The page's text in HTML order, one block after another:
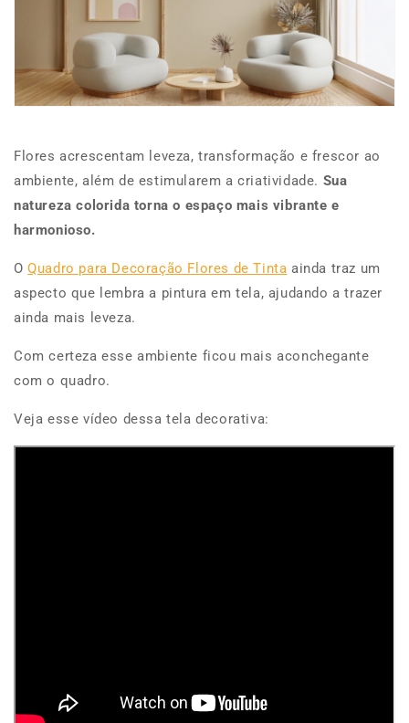
Flores acrescentam leveza, transformação e frescor ao
ambiente, além de estimularem a criatividade. Sua
natureza colorida torna o espaço mais vibrante e
harmonioso.
OQuadro para Decoração Flores de Tinta ainda traz um
aspecto que lembra a pintura em tela, ajudando a trazer
ainda mais leveza.
Com certeza esse ambiente ficou mais aconchegante
com o quadro.
Veja esse vídeo dessa tela decorativa: